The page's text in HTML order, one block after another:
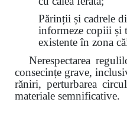
Părinții și cadrele
informeze copiii și
existente în zona
Nerespectarea
consecințe grave,
răniri, perturbarea
materiale semnificative.